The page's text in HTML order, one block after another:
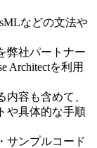
などの文法や
弊社パートナー
Architectを利用
容も含めて、
や具体的な手順
サンプルコード